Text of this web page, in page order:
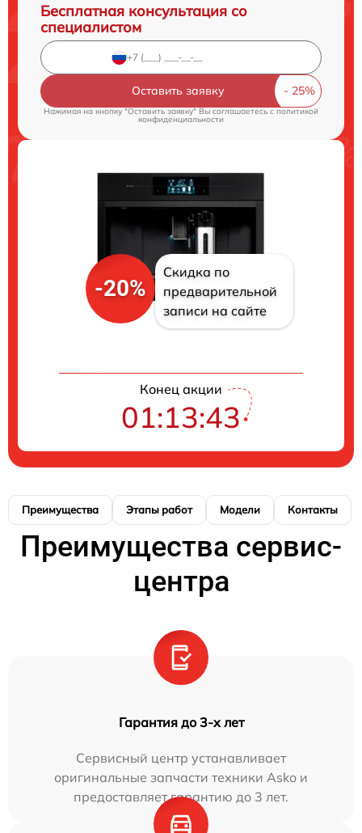
Бесплатная консультация со
специалистом
Оставить заявку
Нажимая на кнопку "Оставить заявку" Вы соглашаетесь cполитикой
конфиденциальности
-20%
Скидка по
предварительной
записи на сайте
Конец акции
01:13:42
Преимущества Этапы работ Модели Контакты
Преимущества сервис-
центра
Гарантия до 3-х лет
Сервисный центр устанавливает
оригинальные запчасти техники Asko и
предоставляет гарантию до 3 лет.